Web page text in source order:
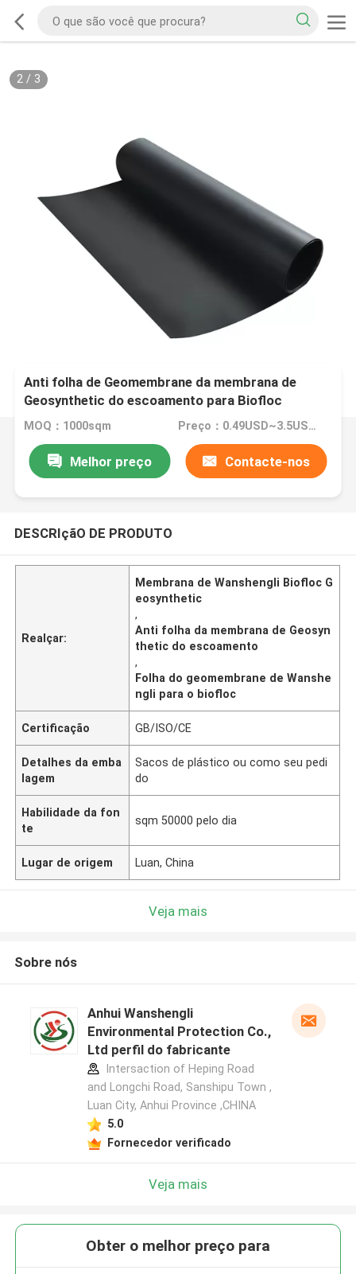
2/ 3
Anti folha de Geomembrane da membrana de
Geosynthetic do escoamento para Biofloc
MOQ：1000sqm Preço：0.49USD~3.5USD per sqm
Melhor preço Contacte-nos
DESCRIçãO DE PRODUTO
Realçar:
Membrana de Wanshengli Biofloc G
eosynthetic
,
Anti folha da membrana de Geosyn
thetic do escoamento
,
Folha do geomembrane de Wanshe
ngli para o biofloc
Certificação GB/ISO/CE
Detalhes da emba
lagem
Sacos de plástico ou como seu pedi
do
Habilidade da fon
te
sqm 50000 pelo dia
Lugar de origem Luan, China
Veja mais
Sobre nós
Anhui Wanshengli
Environmental Protection Co.,
Ltd perfil do fabricante
Intersaction of Heping Road
and Longchi Road, Sanshipu Town ,
Luan City, Anhui Province ,CHINA
5.0
Fornecedor verificado
Veja mais
Obter o melhor preço para